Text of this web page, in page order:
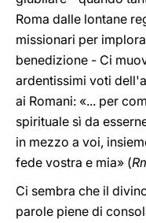
Roma dalle lontane
missionari per
benedizione - Ci
ardentissimi voti
ai Romani: «... per
spirituale sì da
in mezzo a voi,
fede vostra e mia» (
Ci sembra che il
parole piene di